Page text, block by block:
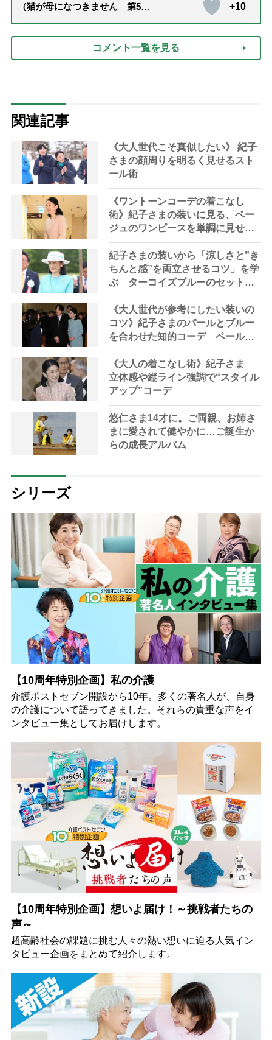
（猫が母になつきません 第500
+10
コメント一覧を見る
関連記事
《大人世代こそ真似したい》 紀子
さまの顔周りを明るく見せるスト
ール術
《ワントーンコーデの着こなし
術》紀子さまの装いに見る、ベー
ジュのワンピースを単調に見せな
い工夫
紀子さまの装いから「涼しさと”き
ちんと感”を両立させるコツ」を学
ぶ ターコイズブルーのセットア
ップで初夏に映える“上品な抜け
感”
《大人世代が参考にしたい装いの
コツ》紀子さまのパールとブルー
を合わせた知的コーデ ペールカ
ラーは肌を明るく見せるのに最
適
《大人の着こなし術》紀子さま
立体感や縦ライン強調で“スタイル
アップ”コーデ
悠仁さま14才に。ご両親、お姉さ
まに愛されて健やかに…ご誕生か
らの成長アルバム
シリーズ
【10周年特別企画】私の介護
介護ポストセブン開設から10年。多くの著名人が、自身
の介護について語ってきました。それらの貴重な声をイ
ンタビュー集としてお届けします。
【10周年特別企画】想いよ届け！～挑戦者たちの
声～
超高齢社会の課題に挑む人々の熱い想いに迫る人気イン
タビュー企画をまとめて紹介します。